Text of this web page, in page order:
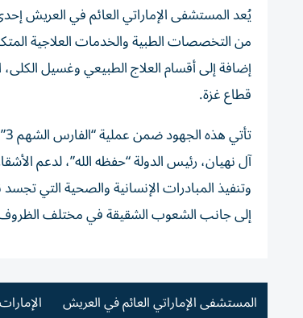
يُعد المستشفى الإماراتي العائم في العريش
من التخصصات الطبية والخدمات العلاجية
إضافة إلى أقسام العلاج الطبيعي وغسيل
قطاع غزة.
آل نهيان، رئيس الدولة “حفظه الله”، لدعم
وتنفيذ المبادرات الإنسانية والصحية التي
إلى جانب الشعوب الشقيقة في مختلف
المستشفى الإماراتي العائم في العريش الإمارات